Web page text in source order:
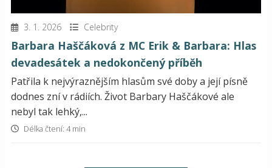
3. 1. 2026 Celebrity
Barbara Haščáková z MC Erik & Barbara: Hlas
devadesátek a nedokončený příběh
Patřila k nejvýraznějším hlasům své doby a její písně
dodnes zní v rádiích. Život Barbary Haščákové ale
nebyl tak lehký,...
Délka čtení: 4 min